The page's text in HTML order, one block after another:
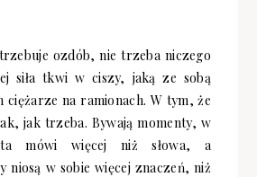
ozdób, nie trzeba niczego
siła tkwi w ciszy, jaką ze sobą
ciężarze na ramionach. W tym, że
jak trzeba. Bywają momenty, w
mówi więcej niż słowa, a
niosą w sobie więcej znaczeń, niż